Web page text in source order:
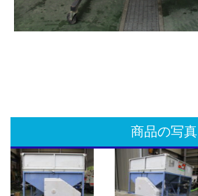
商品の写真